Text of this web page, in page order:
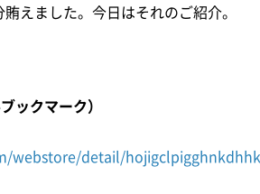
えました。今日はそれのご紹介。
クマーク）
webstore/detail/